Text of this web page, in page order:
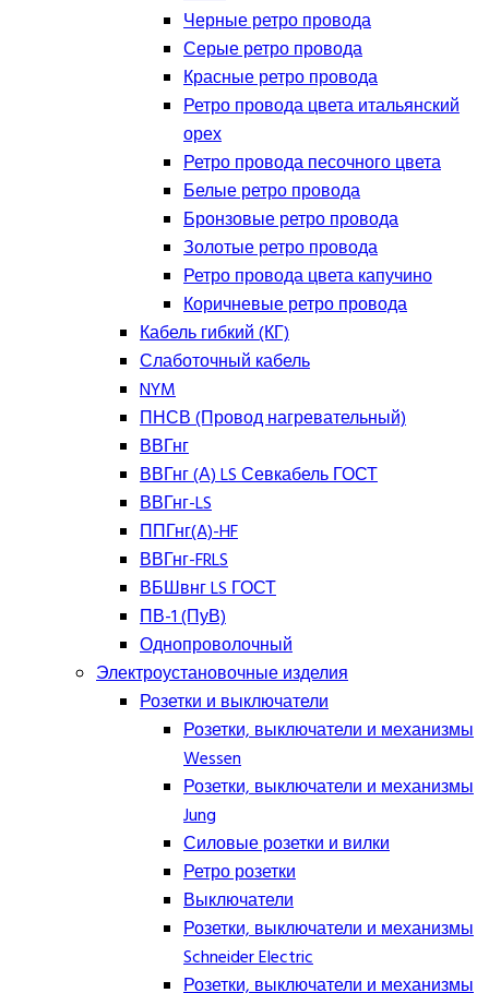
Черные ретро провода
Серые ретро провода
Красные ретро провода
Ретро провода цвета итальянский
орех
Ретро провода песочного цвета
Белые ретро провода
Бронзовые ретро провода
Золотые ретро провода
Ретро провода цвета капучино
Коричневые ретро провода
Кабель гибкий (КГ)
Слаботочный кабель
NYM
ПНСВ (Провод нагревательный)
ВВГнг
ВВГнг (А) LS Севкабель ГОСТ
ВВГнг-LS
ППГнг(A)-HF
ВВГнг-FRLS
ВБШвнг LS ГОСТ
ПВ-1 (ПуВ)
Однопроволочный
Электроустановочные изделия
Розетки и выключатели
Розетки, выключатели и механизмы
Wessen
Розетки, выключатели и механизмы
Jung
Силовые розетки и вилки
Ретро розетки
Выключатели
Розетки, выключатели и механизмы
Schneider Electric
Розетки, выключатели и механизмы